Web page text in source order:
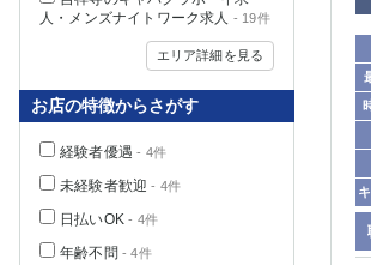
人・メンズナイトワーク求人 - 19件
エリア詳細を見る
お店の特徴からさがす
経験者優遇 - 4件
未経験者歓迎 - 4件
日払いOK - 4件
年齢不問 - 4件